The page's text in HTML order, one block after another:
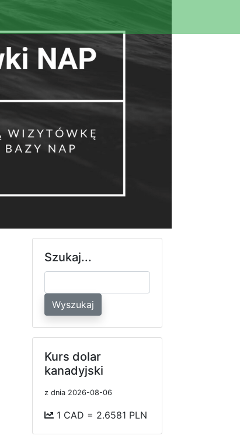
Szukaj...
Wyszukaj
Kurs dolar
kanadyjski
z dnia 2026-08-06
1 CAD = 2.6581 PLN